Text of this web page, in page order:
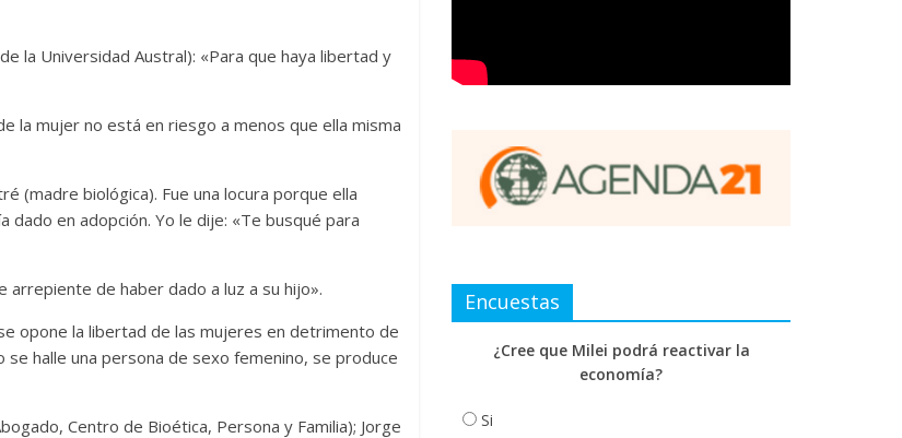
la Universidad Austral): «Para que haya libertad y
la mujer no está en riesgo a menos que ella misma
(madre biológica). Fue una locura porque ella
dado en adopción. Yo le dije: «Te busqué para
arrepiente de haber dado a luz a su hijo».
opone la libertad de las mujeres en detrimento de
halle una persona de sexo femenino, se produce
Centro de Bioética, Persona y Familia); Jorge
Encuestas
¿Cree que Milei podrá reactivar la
economía?
Si